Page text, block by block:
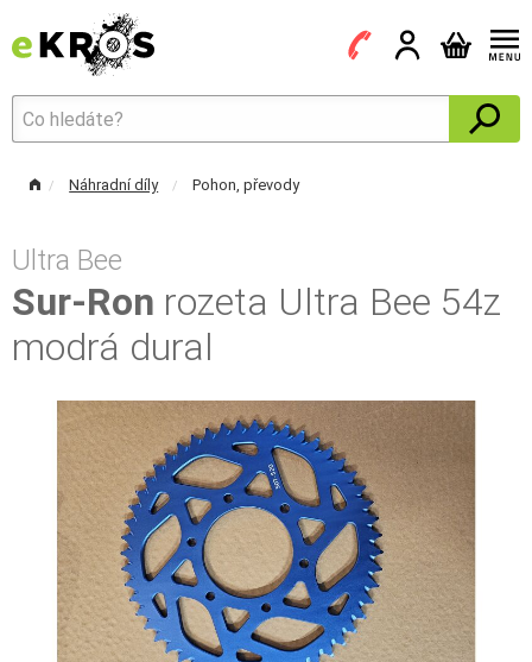
Náhradní díly Pohon, převody
Ultra Bee
Sur-Ron rozeta Ultra Bee 54z
modrá dural